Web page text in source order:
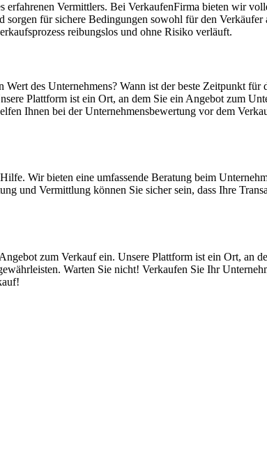
erfahrenen Vermittlers. Bei VerkaufenFirma bieten wir
für sichere Bedingungen sowohl für den
reibungslos und ohne Risiko verläuft.
des Unternehmens? Wann ist der beste Zeitpunkt für
Plattform ist ein Ort, an dem Sie ein Angebot zum
Ihnen bei der Unternehmensbewertung vor dem
Wir bieten eine umfassende Beratung beim
und Vermittlung können Sie sicher sein, dass Ihre
zum Verkauf ein. Unsere Plattform ist ein Ort, an
Warten Sie nicht! Verkaufen Sie Ihr